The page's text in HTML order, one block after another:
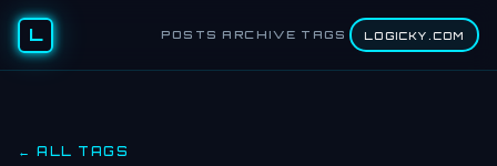
L POSTS ARCHIVE TAGS LOGICKY.COM
← ALL TAGS